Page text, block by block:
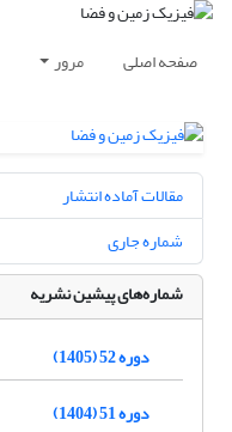
صفحه اصلی مرور
مقالات آماده انتشار
شماره جاری
شماره‌های پیشین نشریه
دوره 52 (1405)
دوره 51 (1404)